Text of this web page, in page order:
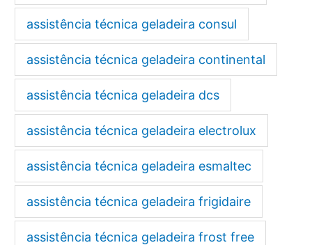
assistência técnica geladeira consul
assistência técnica geladeira continental
assistência técnica geladeira dcs
assistência técnica geladeira electrolux
assistência técnica geladeira esmaltec
assistência técnica geladeira frigidaire
assistência técnica geladeira frost free